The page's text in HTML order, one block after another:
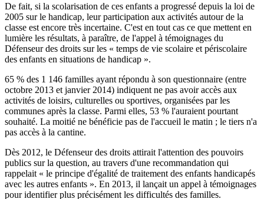
De fait, si la scolarisation de ces enfants a progressé depuis la loi de
2005 sur le handicap, leur participation aux activités autour de la
classe est encore très incertaine. C'est en tout cas ce que mettent en
lumière les résultats, à paraître, de l'appel à témoignages du
Défenseur des droits sur les « temps de vie scolaire et périscolaire
des enfants en situations de handicap ».
65 % des 1 146 familles ayant répondu à son questionnaire (entre
octobre 2013 et janvier 2014) indiquent ne pas avoir accès aux
activités de loisirs, culturelles ou sportives, organisées par les
communes après la classe. Parmi elles, 53 % l'auraient pourtant
souhaité. La moitié ne bénéficie pas de l'accueil le matin ; le tiers n'a
pas accès à la cantine.
Dès 2012, le Défenseur des droits attirait l'attention des pouvoirs
publics sur la question, au travers d'une recommandation qui
rappelait « le principe d'égalité de traitement des enfants handicapés
avec les autres enfants ». En 2013, il lançait un appel à témoignages
pour identifier plus précisément les difficultés des familles.